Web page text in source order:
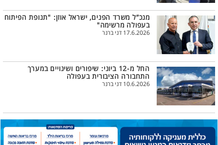
מנכ”ל משרד הפנים, ישראל אוזן: "תנופת הפיתוח
בעפולה מרשימה"
17.6.2026 דני ברנר
החל מ-12 ביוני: שיפורים ושינויים במערך
התחבורה הציבורית בעפולה
10.6.2026 דני ברנר